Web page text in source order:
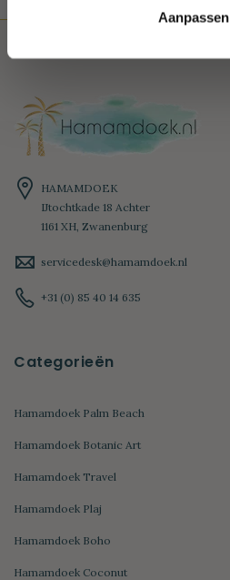
Aanpassen
HAMAMDOEK
IJtochtkade 18 Achter
1161 XH, Zwanenburg
servicedesk@hamamdoek.nl
+31 (0) 85 40 14 635
Categorieën
Hamamdoek Palm Beach
Hamamdoek Botanic Art
Hamamdoek Travel
Hamamdoek Plaj
Hamamdoek Boho
Hamamdoek Coconut